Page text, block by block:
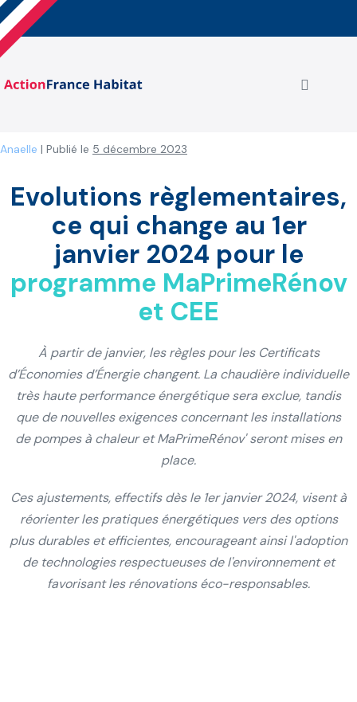
Aller
au
contenu
Anaelle | Publié le 5 décembre 2023
Evolutions règlementaires,
ce qui change au 1er
janvier 2024 pour le
programme MaPrimeRénov
et CEE
À partir de janvier, les règles pour les Certificats
d’Économies d’Énergie changent. La chaudière individuelle
très haute performance énergétique sera exclue, tandis
que de nouvelles exigences concernant les installations
de pompes à chaleur et MaPrimeRénov' seront mises en
place.
Ces ajustements, effectifs dès le 1er janvier 2024, visent à
réorienter les pratiques énergétiques vers des options
plus durables et efficientes, encourageant ainsi l'adoption
de technologies respectueuses de l'environnement et
favorisant les rénovations éco-responsables.